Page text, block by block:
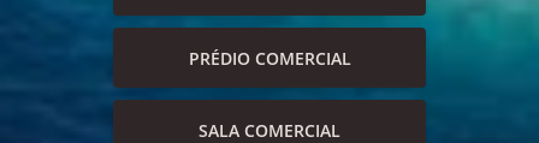
PRÉDIO COMERCIAL
SALA COMERCIAL